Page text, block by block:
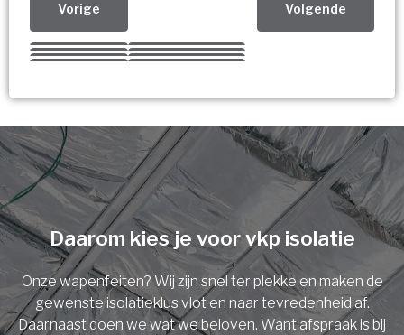
Vorige Volgende
Kies uw Isolatiemaatregel
Meerdere keuzes mogelijk
Isolatiemaatregel
Spouwisolatie
Vloerisolatie
Dakisolatie
Vorige Volgende
U komt in aanmerking voor
subsidie!
Vul uw gegevens in en ontvang nu direct uw
berekening per mail.
Voornaam
Daarom kies je voor vkp isolatie
Onze wapenfeiten? Wij zijn snel ter plekke en maken de
gewenste isolatieklus vlot en naar tevredenheid af.
Daarnaast doen we wat we beloven. Want afspraak is bij